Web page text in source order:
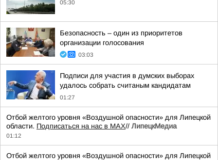
05:30
Безопасность – один из приоритетов
организации голосования
03:03
Подписи для участия в думских выборах
удалось собрать считаным кандидатам
01:27
Отбой желтого уровня «Воздушной опасности» для Липецкой
области. Подписаться на нас в МАХ// ЛипецкМедиа
01:12
Отбой желтого уровня «Воздушной опасности» для Липецкой